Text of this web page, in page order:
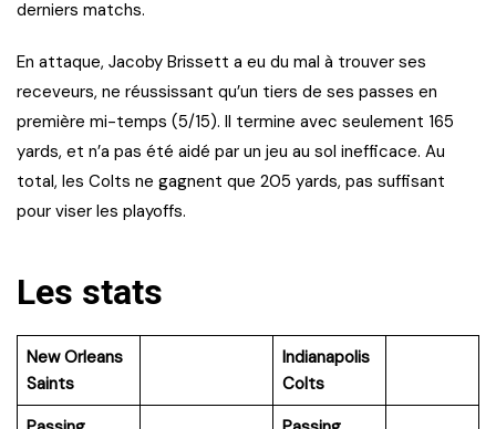
derniers matchs.
En attaque, Jacoby Brissett a eu du mal à trouver ses
receveurs, ne réussissant qu’un tiers de ses passes en
première mi-temps (5/15). Il termine avec seulement 165
yards, et n’a pas été aidé par un jeu au sol inefficace. Au
total, les Colts ne gagnent que 205 yards, pas suffisant
pour viser les playoffs.
Les stats
New Orleans
Saints
Indianapolis
Colts